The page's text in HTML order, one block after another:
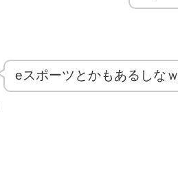
eスポーツとかもあるしなｗ